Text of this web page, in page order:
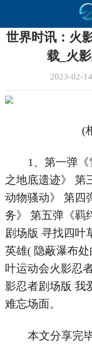
世界时讯：火
载_火
2023-02-
(
1、第一弹
之地底遗迹》 第
动物骚动》 第四
务》 第五弹《羁
剧场版 寻找四叶
英雄( 隐蔽瀑布
叶运动会火影忍
影忍者剧场版 我
难忘场面。
本文分享完